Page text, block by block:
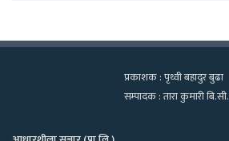
प्रकाशक : पृथ्वी बहादुर बुढा
सम्पादक : तारा कुमारी बि.सी.